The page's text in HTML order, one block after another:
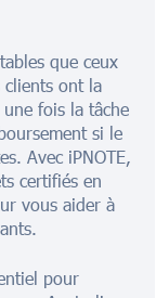
que ceux
clients ont la
fois la tâche
si le
Avec iPNOTE,
certifiés en
vous aider à
pour